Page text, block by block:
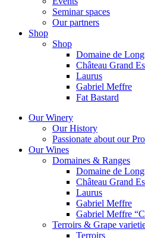
Seminar spaces
Our partners
Shop
Shop
Domaine de
Château Grand
Laurus
Gabriel Meffre
Fat Bastard
Our Winery
Our History
Passionate about our
Our Wines
Domaines & Ranges
Domaine de
Château Grand
Laurus
Gabriel Meffre
Gabriel Meffre
Terroirs & Grape
Terroirs